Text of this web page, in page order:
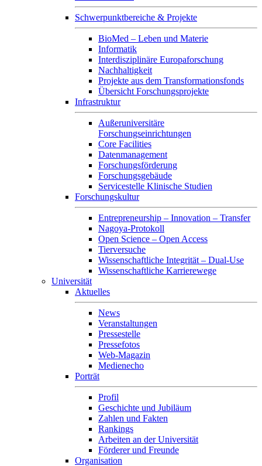
Schwerpunktbereiche & Projekte
BioMed – Leben und Materie
Informatik
Interdisziplinäre Europaforschung
Nachhaltigkeit
Projekte aus dem Transformationsfonds
Übersicht Forschungsprojekte
Infrastruktur
Außeruniversitäre
Forschungseinrichtungen
Core Facilities
Datenmanagement
Forschungsförderung
Forschungsgebäude
Servicestelle Klinische Studien
Forschungskultur
Entrepreneurship – Innovation – Transfer
Nagoya-Protokoll
Open Science – Open Access
Tierversuche
Wissenschaftliche Integrität – Dual-Use
Wissenschaftliche Karrierewege
Universität
Aktuelles
News
Veranstaltungen
Pressestelle
Pressefotos
Web-Magazin
Medienecho
Porträt
Profil
Geschichte und Jubiläum
Zahlen und Fakten
Rankings
Arbeiten an der Universität
Förderer und Freunde
Organisation